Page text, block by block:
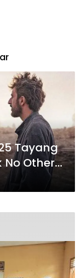
Tayang
No Other